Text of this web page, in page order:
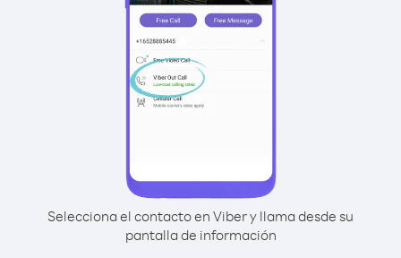
Selecciona el contacto en Viber y llama desde su
pantalla de información